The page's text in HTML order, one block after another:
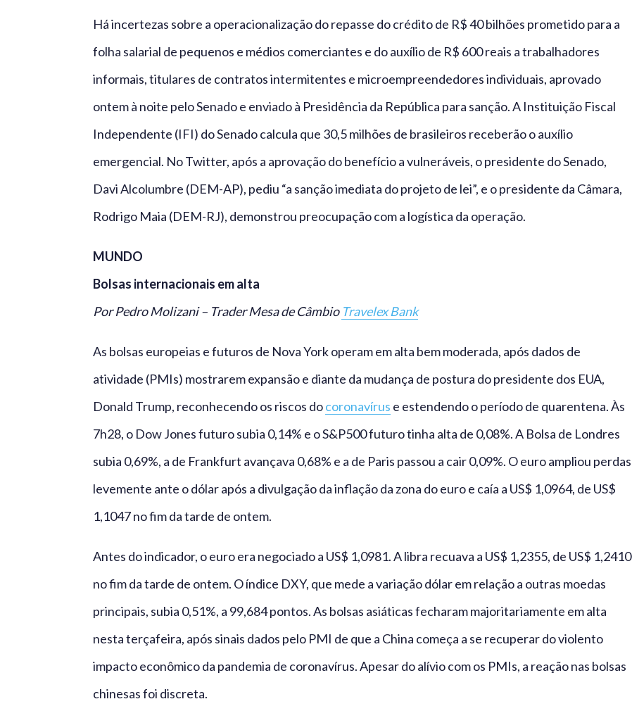
Há incertezas sobre a operacionalização do repasse do crédito de R$ 40 bilhões prometido para a
folha salarial de pequenos e médios comerciantes e do auxílio de R$ 600 reais a trabalhadores
informais, titulares de contratos intermitentes e microempreendedores individuais, aprovado
ontem à noite pelo Senado e enviado à Presidência da República para sanção. A Instituição Fiscal
Independente (IFI) do Senado calcula que 30,5 milhões de brasileiros receberão o auxílio
emergencial. No Twitter, após a aprovação do benefício a vulneráveis, o presidente do Senado,
Davi Alcolumbre (DEM-AP), pediu “a sanção imediata do projeto de lei”, e o presidente da Câmara,
Rodrigo Maia (DEM-RJ), demonstrou preocupação com a logística da operação.
MUNDO
Bolsas internacionais em alta
Por Pedro Molizani – Trader Mesa de Câmbio Travelex Bank
As bolsas europeias e futuros de Nova York operam em alta bem moderada, após dados de
atividade (PMIs) mostrarem expansão e diante da mudança de postura do presidente dos EUA,
Donald Trump, reconhecendo os riscos docoronavírus e estendendo o período de quarentena. Às
7h28, o Dow Jones futuro subia 0,14% e o S&P500 futuro tinha alta de 0,08%. A Bolsa de Londres
subia 0,69%, a de Frankfurt avançava 0,68% e a de Paris passou a cair 0,09%. O euro ampliou perdas
levemente ante o dólar após a divulgação da inflação da zona do euro e caía a US$ 1,0964, de US$
1,1047 no fim da tarde de ontem.
Antes do indicador, o euro era negociado a US$ 1,0981. A libra recuava a US$ 1,2355, de US$ 1,2410
no fim da tarde de ontem. O índice DXY, que mede a variação dólar em relação a outras moedas
principais, subia 0,51%, a 99,684 pontos. As bolsas asiáticas fecharam majoritariamente em alta
nesta terçafeira, após sinais dados pelo PMI de que a China começa a se recuperar do violento
impacto econômico da pandemia de coronavírus. Apesar do alívio com os PMIs, a reação nas bolsas
chinesas foi discreta.